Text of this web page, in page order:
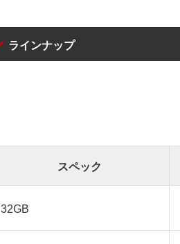
ラインナップ
スペック
32GB